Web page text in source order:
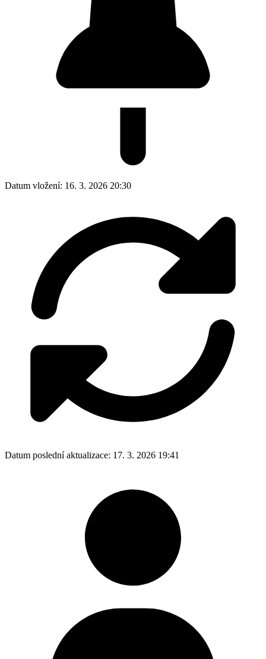
Datum vložení: 16. 3. 2026 20:30
Datum poslední aktualizace: 17. 3. 2026 19:41